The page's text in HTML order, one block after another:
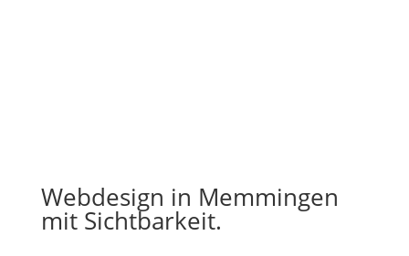
Webdesign in Memmingen
mit Sichtbarkeit.